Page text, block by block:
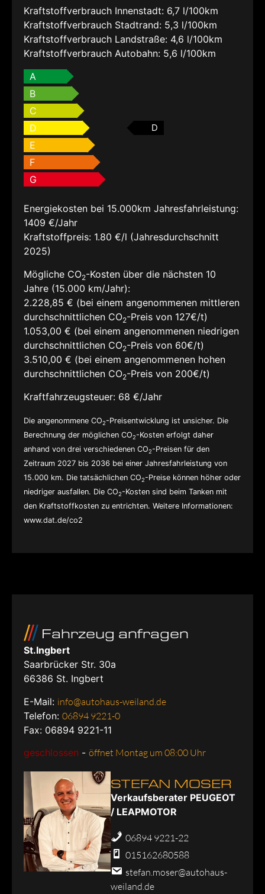
Kraftstoffverbrauch Innenstadt: 6,7 l/100km
Kraftstoffverbrauch Stadtrand: 5,3 l/100km
Kraftstoffverbrauch Landstraße: 4,6 l/100km
Kraftstoffverbrauch Autobahn: 5,6 l/100km
A
B
C
D
D
E
F
G
Energiekosten bei 15.000km Jahresfahrleistung:
1409 €/Jahr
Kraftstoffpreis: 1.80 €/l (Jahresdurchschnitt
2025)
Mögliche CO2-Kosten über die nächsten 10
Jahre (15.000 km/Jahr):
2.228,85 € (bei einem angenommenen mittleren
durchschnittlichen CO2-Preis von 127€/t)
1.053,00 € (bei einem angenommenen niedrigen
durchschnittlichen CO2-Preis von 60€/t)
3.510,00 € (bei einem angenommenen hohen
durchschnittlichen CO2-Preis von 200€/t)
Kraftfahrzeugsteuer: 68 €/Jahr
Die angenommene CO2-Preisentwicklung ist unsicher. Die
Berechnung der möglichen CO2-Kosten erfolgt daher
anhand von drei verschiedenen CO2-Preisen für den
Zeitraum 2027 bis 2036 bei einer Jahresfahrleistung von
15.000 km. Die tatsächlichen CO2-Preise können höher oder
niedriger ausfallen. Die CO2-Kosten sind beim Tanken mit
den Kraftstoffkosten zu entrichten. Weitere Informationen:
www.dat.de/co2
Fahrzeug anfragen
St.Ingbert
Saarbrücker Str. 30a
66386 St. Ingbert
E-Mail: info@autohaus-weiland.de
Telefon: 06894 9221-0
Fax: 06894 9221-11
geschlossen - öffnet Montag um 08:00 Uhr
STEFAN MOSER
Verkaufsberater PEUGEOT
/ LEAPMOTOR
06894 9221-22
015162680588
stefan.moser@autohaus-
weiland.de